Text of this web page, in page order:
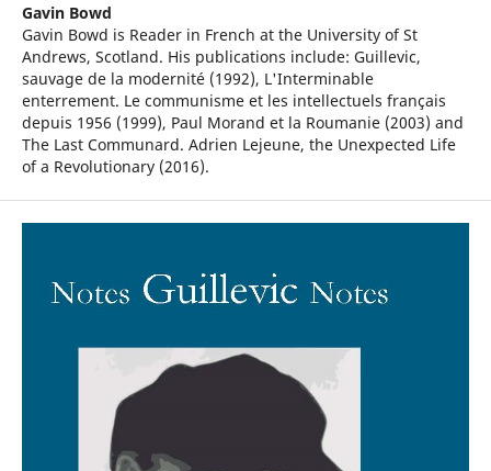
Gavin Bowd
Gavin Bowd is Reader in French at the University of St
Andrews, Scotland. His publications include: Guillevic,
sauvage de la modernité (1992), L'Interminable
enterrement. Le communisme et les intellectuels français
depuis 1956 (1999), Paul Morand et la Roumanie (2003) and
The Last Communard. Adrien Lejeune, the Unexpected Life
of a Revolutionary (2016).